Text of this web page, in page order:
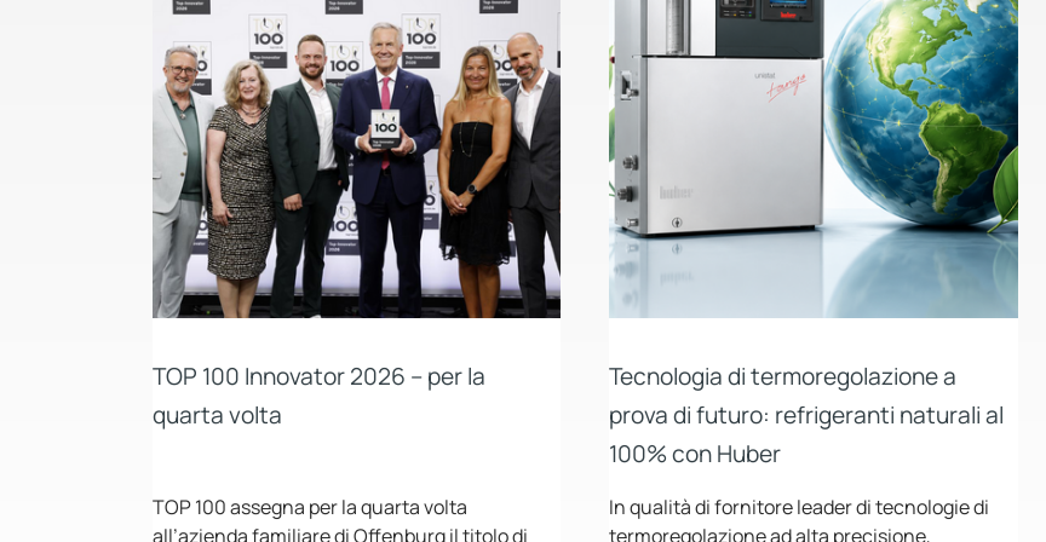
TOP 100 Innovator 2026 – per la
quarta volta
TOP 100 assegna per la quarta volta
all’azienda familiare di Offenburg il titolo di
Tecnologia di termoregolazione a
prova di futuro: refrigeranti naturali al
100% con Huber
In qualità di fornitore leader di tecnologie di
termoregolazione ad alta precisione,